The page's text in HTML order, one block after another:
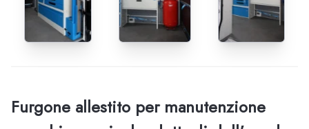
Furgone allestito per manutenzione